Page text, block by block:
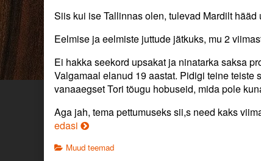
uudised.
on
posts
the
author
of
Südant
soendavad
uudised.,
Siis kui ise Tallinnas olen, tulevad Mardilt hääd
Eelmise ja eelmiste juttude jätkuks, mu 2
Ei hakka seekord upsakat ja ninatarka saksa
Valgamaal elanud 19 aastat. Pidigi teine
vanaaegset Tori tõugu hobuseid, mida pole
Aga jah, tema pettumuseks sii,s need kaks
edasi Südant
uudised.
Categories
Muud teemad